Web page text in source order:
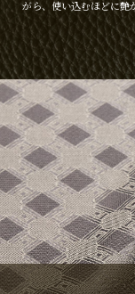
がら、使い込むほどに艶